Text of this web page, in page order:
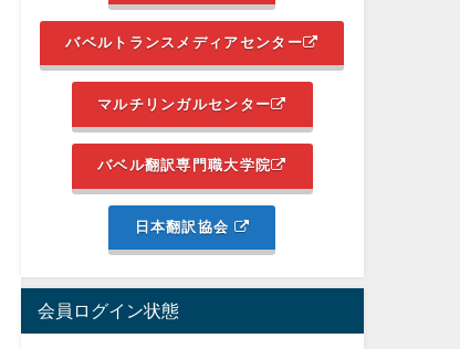
バベルトランスメディアセンター
マルチリンガルセンター
バベル翻訳専門職大学院
日本翻訳協会
会員ログイン状態